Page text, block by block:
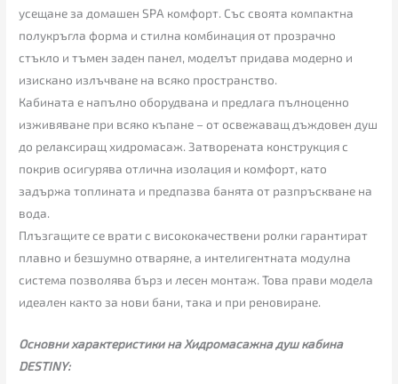
усещане за домашен SPA комфорт. Със своята компактна
полукръгла форма и стилна комбинация от прозрачно
стъкло и тъмен заден панел, моделът придава модерно и
изискано излъчване на всяко пространство.
Кабината е напълно оборудвана и предлага пълноценно
изживяване при всяко къпане – от освежаващ дъждовен душ
до релаксиращ хидромасаж. Затворената конструкция с
покрив осигурява отлична изолация и комфорт, като
задържа топлината и предпазва банята от разпръскване на
вода.
Плъзгащите се врати с висококачествени ролки гарантират
плавно и безшумно отваряне, а интелигентната модулна
система позволява бърз и лесен монтаж. Това прави модела
идеален както за нови бани, така и при реновиране.
Основни характеристики на Хидромасажна душ кабина
DESTINY: